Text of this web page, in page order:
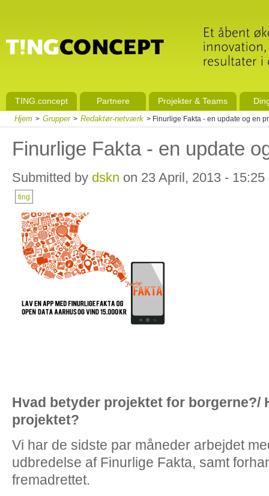
TING.concept Partnere Projekter & Teams
Hjem > Grupper > Redaktør-netværk > Finurlige Fakta - en update og en
Finurlige Fakta - en update
Submitted by dskn on 23 April, 2013 - 15:25
ting
Hvad betyder projektet for borgerne?/
projektet?
Vi har de sidste par måneder arbejdet
udbredelse af Finurlige Fakta, samt
fremadrettet.